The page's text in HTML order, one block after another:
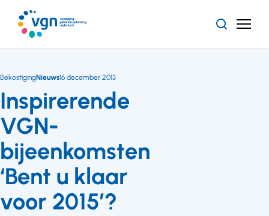
naar
hoofdinhoud
ZoekenMenu
Inspirerende
VGN-
bijeenkomsten
‘Bent u klaar
voor 2015’?
BekostigingNieuws16 december 2013